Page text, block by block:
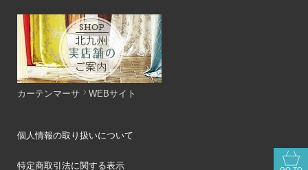
カーテンマーサ WEBサイト
個人情報の取り扱いについて
特定商取引法に関する表示